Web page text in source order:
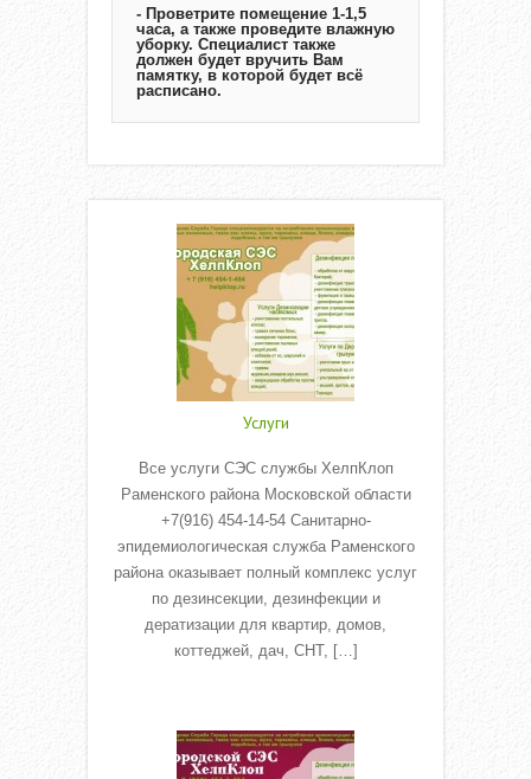
- Проветрите помещение 1-1,5
часа, а также проведите влажную
уборку. Специалист также
должен будет вручить Вам
памятку, в которой будет всё
расписано.
Услуги
Все услуги СЭС службы ХелпКлоп
Раменского района Московской области
+7(916) 454-14-54 Санитарно-
эпидемиологическая служба Раменского
района оказывает полный комплекс услуг
по дезинсекции, дезинфекции и
дератизации для квартир, домов,
коттеджей, дач, СНТ, […]